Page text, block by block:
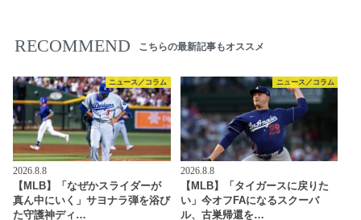
RECOMMEND こちらの最新記事もオススメ
ニュース／コラム
2026.8.8
【MLB】「なぜかスライダーが
真ん中にいく」サヨナラ弾を浴び
た守護神ディ…
ニュース／コラム
2026.8.8
【MLB】「タイガースに戻りた
い」今オフFAになるスクーバ
ル、古巣帰還を…